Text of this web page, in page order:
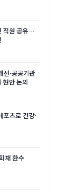
직원 공유…
선·공공기관
현안 논의
츠로 건강·
재 환수